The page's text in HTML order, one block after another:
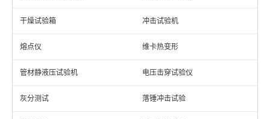
干燥试验箱 冲击试验机
熔点仪 维卡热变形
管材静液压试验机 电压击穿试验仪
灰分测试 落锤冲击试验